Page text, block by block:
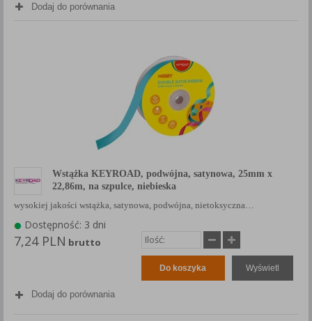
Dodaj do porównania
Wstążka KEYROAD, podwójna, satynowa, 25mm x
22,86m, na szpulce, niebieska
wysokiej jakości wstążka, satynowa, podwójna, nietoksyczna…
Dostępność: 3 dni
7,24 PLN brutto
Do koszyka Wyświetl
Dodaj do porównania